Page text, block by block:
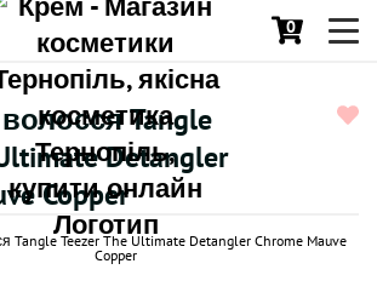
0
Tangle
Detangler
Copper